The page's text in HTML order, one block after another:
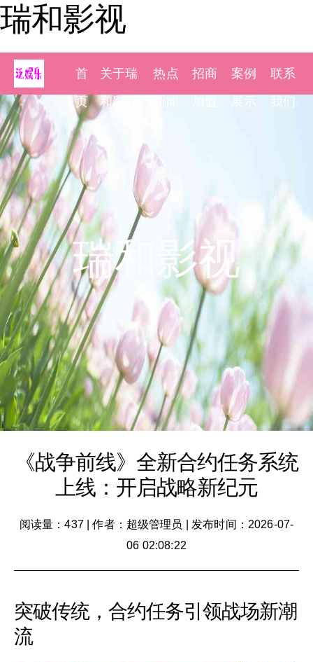
瑞和影视
首
页
关于瑞
和影视
热点
招商
案例
展示
联系
我们
瑞和影视
《战争前线》全新合约任务系统
上线：开启战略新纪元
阅读量：437|作者：超级管理员
发布时间：2026-07-
06 02:08:22
突破传统，合约任务引领战场新潮
流